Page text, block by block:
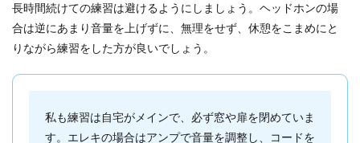
長時間続けての練習は避けるようにしましょう。ヘッドホンの場
合は逆にあまり音量を上げずに、無理をせず、休憩をこまめにと
りながら練習をした方が良いでしょう。
私も練習は自宅がメインで、必ず窓や扉を閉めていま
す。エレキの場合はアンプで音量を調整し、コードを